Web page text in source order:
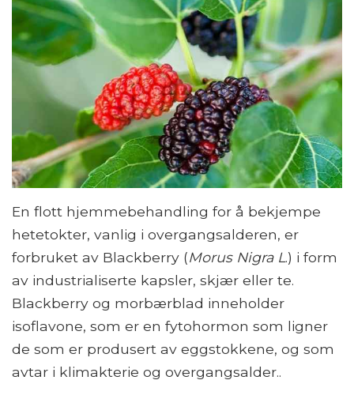
En flott hjemmebehandling for å bekjempe
hetetokter, vanlig i overgangsalderen, er
forbruket av Blackberry (Morus Nigra L.) i form
av industrialiserte kapsler, skjær eller te.
Blackberry og morbærblad inneholder
isoflavone, som er en fytohormon som ligner
de som er produsert av eggstokkene, og som
avtar i klimakterie og overgangsalder..